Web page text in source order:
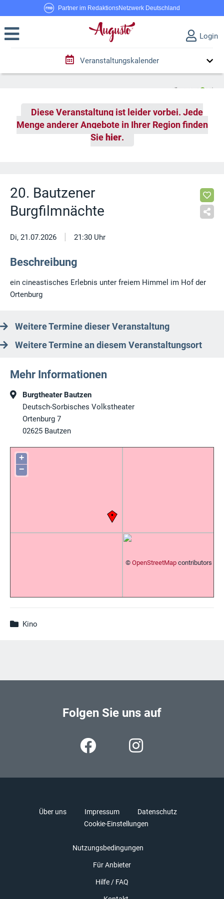
Partner im RedaktionsNetzwerk Deutschland
Login
Veranstaltungskalender
Diese Veranstaltung ist leider vorbei. Jede
Menge anderer Angebote in Ihrer Region finden
Sie hier.
20. Bautzener
Burgfilmnächte
Di, 21.07.2026 | 21:30 Uhr
Beschreibung
ein cineastisches Erlebnis unter freiem Himmel im Hof der
Ortenburg
Weitere Termine dieser Veranstaltung
Weitere Termine an diesem Veranstaltungsort
Mehr Informationen
Burgtheater Bautzen
Deutsch-Sorbisches Volkstheater
Ortenburg 7
02625 Bautzen
+
−
© OpenStreetMap contributors
Kino
Folgen Sie uns auf
Über uns Impressum
Datenschutz
Cookie-Einstellungen
Nutzungsbedingungen
Für Anbieter
Hilfe / FAQ